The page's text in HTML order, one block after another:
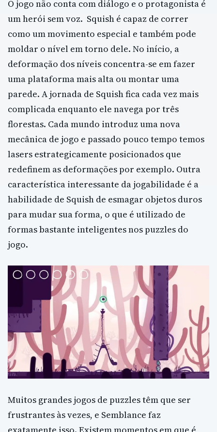
O jogo não conta com diálogo e o protagonista é
um herói sem voz. Squish é capaz de correr
como um movimento especial e também pode
moldar o nível em torno dele. No início, a
deformação dos níveis concentra-se em fazer
uma plataforma mais alta ou montar uma
parede. A jornada de Squish fica cada vez mais
complicada enquanto ele navega por três
florestas. Cada mundo introduz uma nova
mecânica de jogo e passado pouco tempo temos
lasers estrategicamente posicionados que
redefinem as deformações por exemplo. Outra
característica interessante da jogabilidade é a
habilidade de Squish de esmagar objetos duros
para mudar sua forma, o que é utilizado de
formas bastante inteligentes nos puzzles do
jogo.
Muitos grandes jogos de puzzles têm que ser
frustrantes às vezes, e Semblance faz